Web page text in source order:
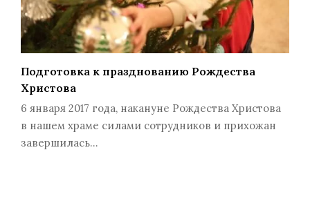
Подготовка к празднованию Рождества
Христова
6 января 2017 года, накануне Рождества Христова
в нашем храме силами сотрудников и прихожан
завершилась…